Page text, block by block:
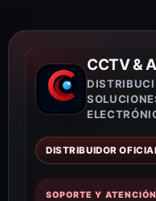
CCTV &
DISTRIBUIDOR
SOPORTE Y